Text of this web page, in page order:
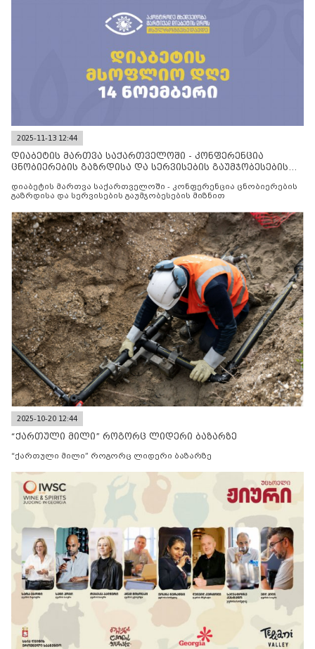
2025-11-13 12:44
დიაბეტის მართვა საქართველოში - კონფერენცია
ცნობიერების გაზრდისა და სერვისების გაუმჯობესების
დიაბეტის მართვა საქართველოში - კონფერენცია ცნობიერების
გაზრდისა და სერვისების გაუმჯობესების მიზნით
2025-10-20 12:44
“ქართული მილი” როგორც ლიდერი ბაზარზე
“ქართული მილი” როგორც ლიდერი ბაზარზე